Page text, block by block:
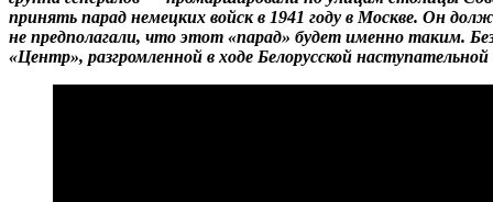
принять парад немецких войск в 1941 году в Москве. Он
не предполагали, что этот «парад» будет именно таким.
«Центр», разгромленной в ходе Белорусской